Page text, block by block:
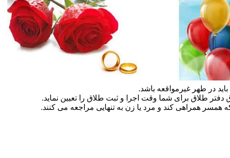
در طهر غیرمواقعه باشد.
دفتر طلاق برای شما وقت اجرا و ثبت طلاق را تعیین نماید.
همراهی کند و مرد یا زن به تنهایی مراجعه می کنند.